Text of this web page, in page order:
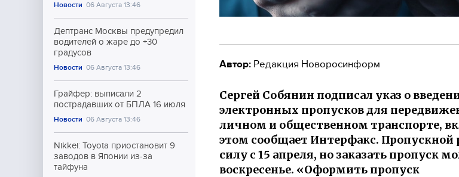
Новости 06 Августа 13:46
Дептранс Москвы предупредил
водителей о жаре до +30
градусов
Новости 06 Августа 13:46
Грайфер: выписали 2
пострадавших от БПЛА 16 июля
Новости 06 Августа 13:46
Nikkei: Toyota приостановит 9
заводов в Японии из-за
тайфуна
Автор: Редакция Новоросинформ
Сергей Собянин подписал указ о
электронных пропусков для
личном и общественном транспорте,
этом сообщает Интерфакс. Пропускной
силу с 15 апреля, но заказать пропуск
воскресенье. «Оформить пропуск